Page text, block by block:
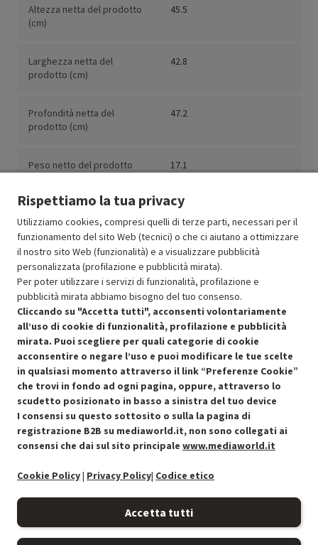
Altezza netta del prodotto
(cm)
45.5
Larghezza netta del
prodotto (cm)
42.8
Profondità netta del
prodotto (cm)
47.2
Peso netto del prodotto
17.1
Resi e garanzie
Stato prodotti
Condizioni generali di vendita Recedere dal contratto qui
Rispettiamo la tua privacy
Utilizziamo cookies, compresi quelli di terze parti, necessari per il
funzionamento del sito Web (tecnici) o che ci aiutano a ottimizzare
il nostro sito Web (funzionalità) e a visualizzare pubblicità
personalizzata (profilazione e pubblicità mirata).
Per poter utilizzare i servizi di funzionalità, profilazione e
pubblicità mirata abbiamo bisogno del tuo consenso.
Cliccando su "Accetta tutti", acconsenti volontariamente
all’uso di cookie di funzionalità, profilazione e pubblicità
mirata. Puoi scegliere per quali categorie di cookie
acconsentire o negare l’uso e puoi modificare le tue scelte
in qualsiasi momento attraverso il link “Preferenze Cookie”
che trovi in fondo ad ogni pagina, oppure, attraverso lo
scudetto posizionato in basso a sinistra del tuo device
I consensi su questo sottosito o sulla la pagina di
registrazione B2B su mediaworld.it, non sono collegati ai
consensi che dai sul sito principale www.mediaworld.it
Cookie Policy| Privacy Policy| Codice etico
Accetta tutti